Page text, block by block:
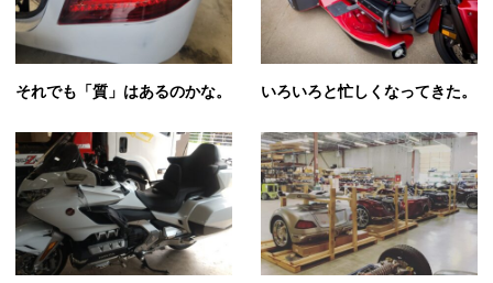
それでも「質」はあるのかな。 いろいろと忙しくなってきた。